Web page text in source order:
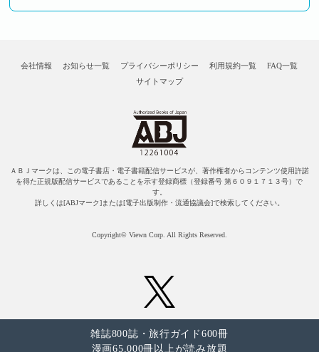
会社情報 お知らせ一覧 プライバシーポリシー 利用規約一覧
FAQ一覧
サイトマップ
ＡＢＪマークは、この電子書店・電子書籍配信サービスが、著作権者からコンテンツ使用許諾
を得た正規版配信サービスであることを示す登録商標（登録番号 第６０９１７１３号）で
す。
詳しくは[ABJマーク]または[電子出版制作・流通協議会]で検索してください。
Copyright© Viewn Corp. All Rights Reserved.
雑誌800誌・旅行ガイド600冊
漫画65,000冊以上が読み放題